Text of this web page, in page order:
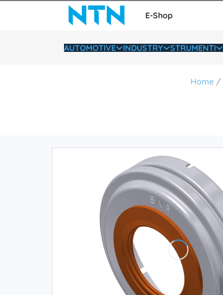
E-Shop
AUTOMOTIVE INDUSTRY STRUMENTI
Home